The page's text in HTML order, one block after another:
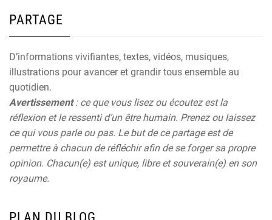
PARTAGE
D’informations vivifiantes, textes, vidéos, musiques,
illustrations pour avancer et grandir tous ensemble au
quotidien.
Avertissement: ce que vous lisez ou écoutez est la
réflexion et le ressenti d’un être humain. Prenez ou laissez
ce qui vous parle ou pas. Le but de ce partage est de
permettre à chacun de réfléchir afin de se forger sa propre
opinion. Chacun(e) est unique, libre et souverain(e) en son
royaume.